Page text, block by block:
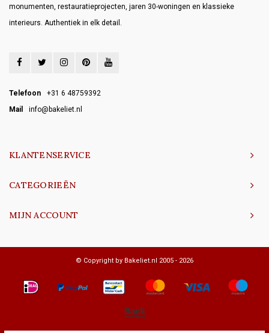
monumenten, restauratieprojecten, jaren 30-woningen en klassieke
interieurs. Authentiek in elk detail.
Telefoon
+31 6 48759392
Mail
info@bakeliet.nl
KLANTENSERVICE
CATEGORIEËN
MIJN ACCOUNT
© Copyright by Bakeliet.nl 2005 - 2026